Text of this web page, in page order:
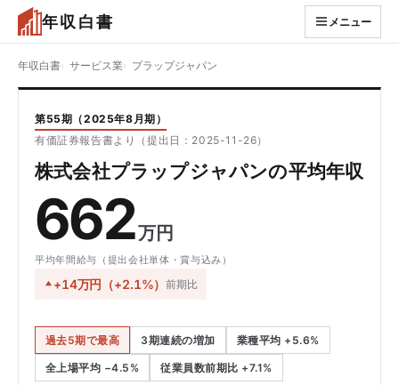
年収白書 メニュー
年収白書 サービス業 プラップジャパン
第55期（2025年8月期）
有価証券報告書より（提出日：2025-11-26）
株式会社プラップジャパンの平均年収
662万円
平均年間給与（提出会社単体・賞与込み）
+14万円（+2.1%）前期比
過去5期で最高 3期連続の増加 業種平均 +5.6%
全上場平均 −4.5% 従業員数前期比 +7.1%